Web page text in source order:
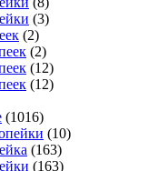
(3)
(2)
(2)
(12)
(12)
(1016)
(10)
(163)
(163)